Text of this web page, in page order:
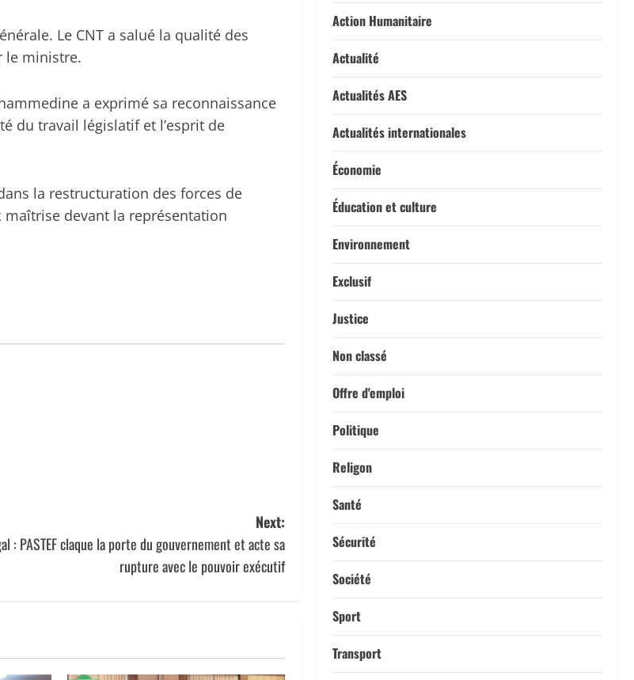
Le CNT a salué la qualité des
le ministre.
a exprimé sa reconnaissance
du travail législatif et l’esprit de
la restructuration des forces de
devant la représentation
Next:
: PASTEF claque la porte du gouvernement et acte sa
rupture avec le pouvoir exécutif
Action Humanitaire
Actualité
Actualités AES
Actualités internationales
Économie
Éducation et culture
Environnement
Exclusif
Justice
Non classé
Offre d'emploi
Politique
Religon
Santé
Sécurité
Société
Sport
Transport